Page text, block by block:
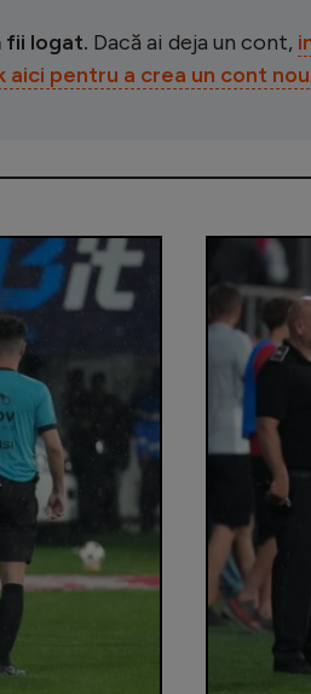
fii logat. Dacă ai deja un cont,
aici pentru a crea un cont nou